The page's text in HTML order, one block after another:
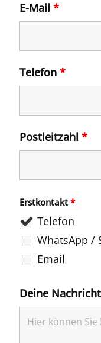
E-Mail *
Telefon *
Postleitzahl *
Erstkontakt *
Telefon
WhatsApp /
Email
Deine